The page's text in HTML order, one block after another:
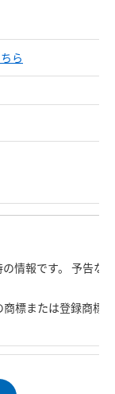
ら
情報です。 予告な
標または登録商標